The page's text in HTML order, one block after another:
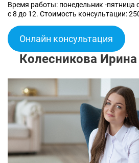
Время работы: понедельник -пятница
с 8 до 12. Стоимость консультации:
Онлайн консультация
Колесникова